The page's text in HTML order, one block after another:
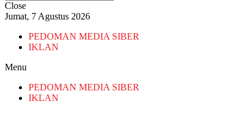
Close
Jumat, 7 Agustus 2026
PEDOMAN MEDIA SIBER
IKLAN
Menu
PEDOMAN MEDIA SIBER
IKLAN